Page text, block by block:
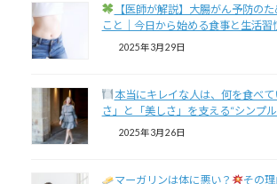
【医師が解説】大腸がん予防の
こと｜今日から始める食事と生活習
2025年3月29日
本当にキレイな人は、何を食べ
さ」と「美しさ」を支える“シンプ
2025年3月26日
マーガリンは体に悪い？
その